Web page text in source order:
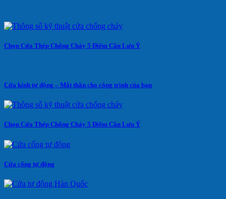
Chọn Cửa Thép Chống Cháy 5 Điểm Cần Lưu Ý
Cửa kính tự động – Mắt thần cho công trình của bạn
Chọn Cửa Thép Chống Cháy 5 Điểm Cần Lưu Ý
Cửa cổng tự động